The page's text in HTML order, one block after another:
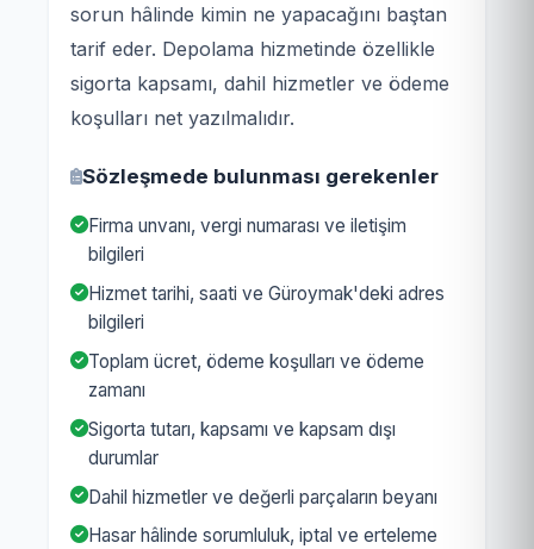
sorun hâlinde kimin ne yapacağını baştan
tarif eder. Depolama hizmetinde özellikle
sigorta kapsamı, dahil hizmetler ve ödeme
koşulları net yazılmalıdır.
Sözleşmede bulunması gerekenler
Firma unvanı, vergi numarası ve iletişim
bilgileri
Hizmet tarihi, saati ve Güroymak'deki adres
bilgileri
Toplam ücret, ödeme koşulları ve ödeme
zamanı
Sigorta tutarı, kapsamı ve kapsam dışı
durumlar
Dahil hizmetler ve değerli parçaların beyanı
Hasar hâlinde sorumluluk, iptal ve erteleme